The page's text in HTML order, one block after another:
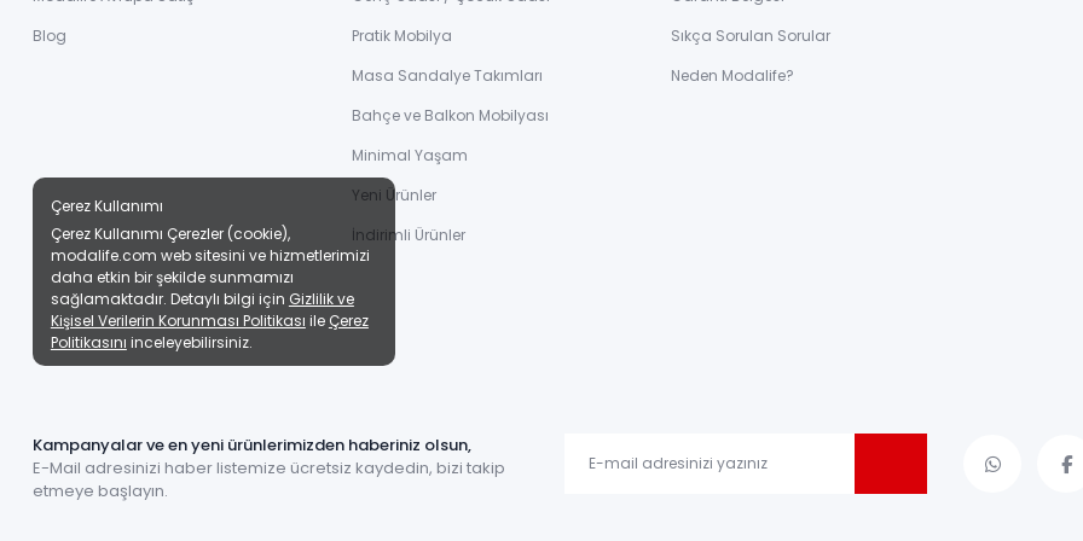
Blog
Pratik Mobilya
Masa Sandalye Takımları
Bahçe ve Balkon Mobilyası
Minimal Yaşam
Yeni Ürünler
İndirimli Ürünler
Sıkça Sorulan Sorular
Neden Modalife?
Kampanyalar ve en yeni ürünlerimizden haberiniz olsun,
E-Mail adresinizi haber listemize ücretsiz kaydedin, bizi takip
etmeye başlayın.
Çerez Kullanımı
Çerez Kullanımı Çerezler (cookie),
modalife.com web sitesini ve hizmetlerimizi
daha etkin bir şekilde sunmamızı
sağlamaktadır. Detaylı bilgi için Gizlilik ve
Kişisel Verilerin Korunması Politikası ile Çerez
Politikasını inceleyebilirsiniz.